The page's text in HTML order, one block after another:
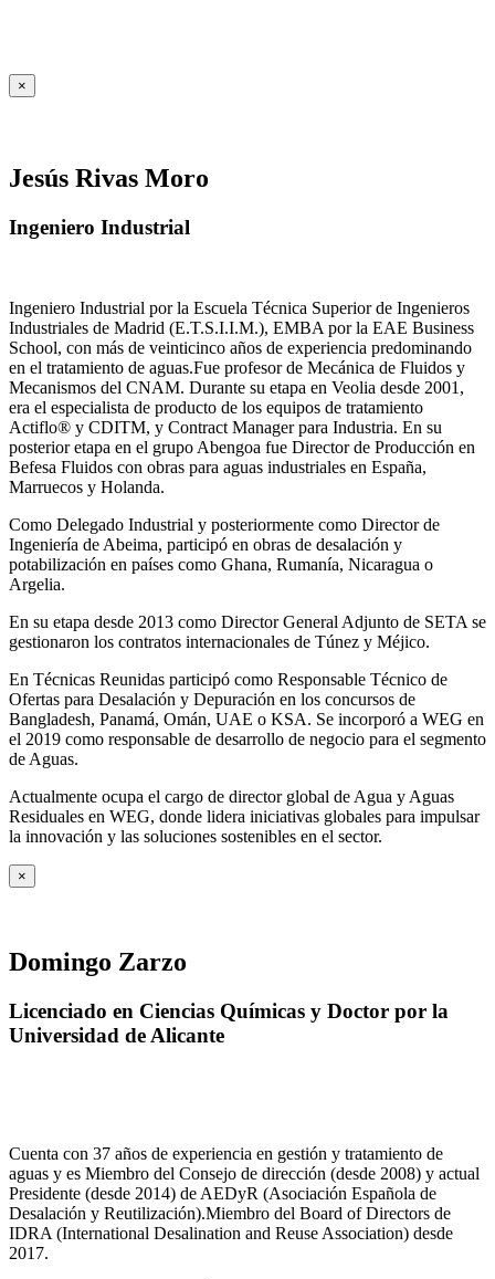
×
Jesús Rivas Moro
Ingeniero Industrial
Ingeniero Industrial por la Escuela Técnica Superior de Ingenieros
Industriales de Madrid (E.T.S.I.I.M.), EMBA por la EAE Business
School, con más de veinticinco años de experiencia predominando
en el tratamiento de aguas.Fue profesor de Mecánica de Fluidos y
Mecanismos del CNAM. Durante su etapa en Veolia desde 2001,
era el especialista de producto de los equipos de tratamiento
Actiflo® y CDITM, y Contract Manager para Industria. En su
posterior etapa en el grupo Abengoa fue Director de Producción en
Befesa Fluidos con obras para aguas industriales en España,
Marruecos y Holanda.
Como Delegado Industrial y posteriormente como Director de
Ingeniería de Abeima, participó en obras de desalación y
potabilización en países como Ghana, Rumanía, Nicaragua o
Argelia.
En su etapa desde 2013 como Director General Adjunto de SETA se
gestionaron los contratos internacionales de Túnez y Méjico.
En Técnicas Reunidas participó como Responsable Técnico de
Ofertas para Desalación y Depuración en los concursos de
Bangladesh, Panamá, Omán, UAE o KSA. Se incorporó a WEG en
el 2019 como responsable de desarrollo de negocio para el segmento
de Aguas.
Actualmente ocupa el cargo de director global de Agua y Aguas
Residuales en WEG, donde lidera iniciativas globales para impulsar
la innovación y las soluciones sostenibles en el sector.
×
Domingo Zarzo
Licenciado en Ciencias Químicas y Doctor por la
Universidad de Alicante
Cuenta con 37 años de experiencia en gestión y tratamiento de
aguas y es Miembro del Consejo de dirección (desde 2008) y actual
Presidente (desde 2014) de AEDyR (Asociación Española de
Desalación y Reutilización).Miembro del Board of Directors de
IDRA (International Desalination and Reuse Association) desde
2017.